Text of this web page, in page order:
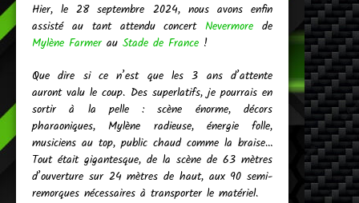
Hier, le 28 septembre 2024, nous avons enfin
assisté au tant attendu concertNevermore de
Mylène Farmerau Stade de France !
Que dire si ce n’est que les 3 ans d’attente
auront valu le coup. Des superlatifs, je pourrais en
sortir à la pelle : scène énorme, décors
pharaoniques, Mylène radieuse, énergie folle,
musiciens au top, public chaud comme la braise…
Tout était gigantesque, de la scène de 63 mètres
d’ouverture sur 24 mètres de haut, aux 90 semi-
remorques nécessaires à transporter le matériel.